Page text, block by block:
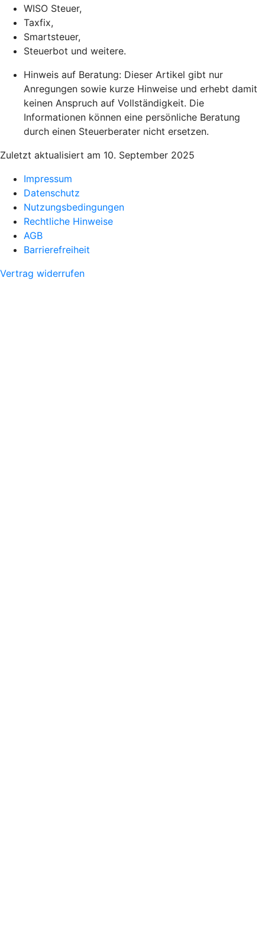
WISO Steuer,
Taxfix,
Smartsteuer,
Steuerbot und weitere.
Hinweis auf Beratung: Dieser Artikel gibt nur
Anregungen sowie kurze Hinweise und erhebt damit
keinen Anspruch auf Vollständigkeit. Die
Informationen können eine persönliche Beratung
durch einen Steuerberater nicht ersetzen.
Zuletzt aktualisiert am 10. September 2025
Impressum
Datenschutz
Nutzungsbedingungen
Rechtliche Hinweise
AGB
Barrierefreiheit
Vertrag widerrufen